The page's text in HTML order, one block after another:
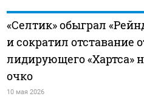
«Селтик» обыграл
и сократил отставание
лидирующего «Хартса»
очко
10 мая 2026